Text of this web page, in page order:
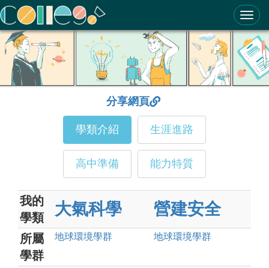
ColleGo! 大學選才與高中育才輔助系統
分享網頁
學類介紹 生涯進路
高中準備 能力特質
我的
學類
大氣科學 營建安全
所屬
學群
地球環境學群 地球環境學群